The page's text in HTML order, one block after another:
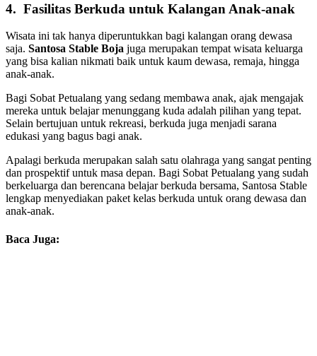
4. Fasilitas Berkuda untuk Kalangan Anak-anak
Wisata ini tak hanya diperuntukkan bagi kalangan orang dewasa
saja. Santosa Stable Boja juga merupakan tempat wisata keluarga
yang bisa kalian nikmati baik untuk kaum dewasa, remaja, hingga
anak-anak.
Bagi Sobat Petualang yang sedang membawa anak, ajak mengajak
mereka untuk belajar menunggang kuda adalah pilihan yang tepat.
Selain bertujuan untuk rekreasi, berkuda juga menjadi sarana
edukasi yang bagus bagi anak.
Apalagi berkuda merupakan salah satu olahraga yang sangat penting
dan prospektif untuk masa depan. Bagi Sobat Petualang yang sudah
berkeluarga dan berencana belajar berkuda bersama, Santosa Stable
lengkap menyediakan paket kelas berkuda untuk orang dewasa dan
anak-anak.
Baca Juga: